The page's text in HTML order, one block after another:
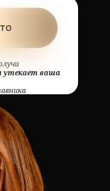
утекает ваша